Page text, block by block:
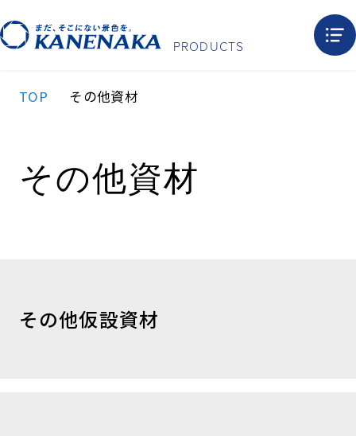
PRODUCTS
TOP その他資材
その他資材
その他仮設資材